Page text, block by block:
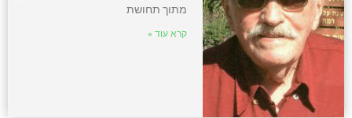
מתוך תחושת
קרא עוד »